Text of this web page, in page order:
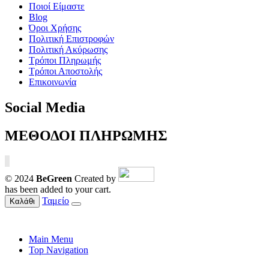
Ποιοί Είμαστε
Blog
Όροι Χρήσης
Πολιτική Επιστροφών
Πολιτική Ακύρωσης
Τρόποι Πληρωμής
Τρόποι Αποστολής
Επικοινωνία
Social Media
ΜΕΘΟΔΟΙ ΠΛΗΡΩΜΗΣ
© 2024 BeGreen Created by
has been added to your cart.
Καλάθι Ταμείο
Main Menu
Top Navigation